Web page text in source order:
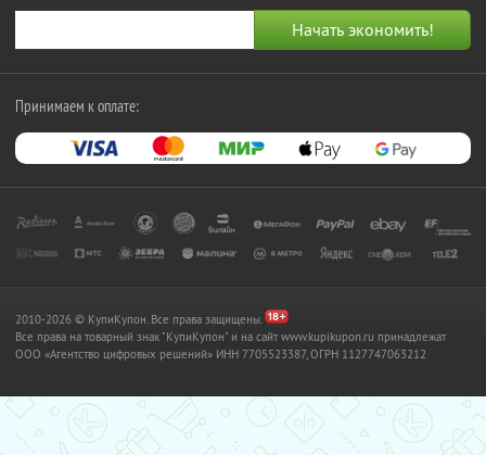
Принимаем к оплате:
2010-2026 © КупиКупон. Все права защищены.
Все права на товарный знак "КупиКупон" и на сайт www.kupikupon.ru принадлежат
OOO «Агентство цифровых решений» ИНН 7705523387, ОГРН 1127747063212